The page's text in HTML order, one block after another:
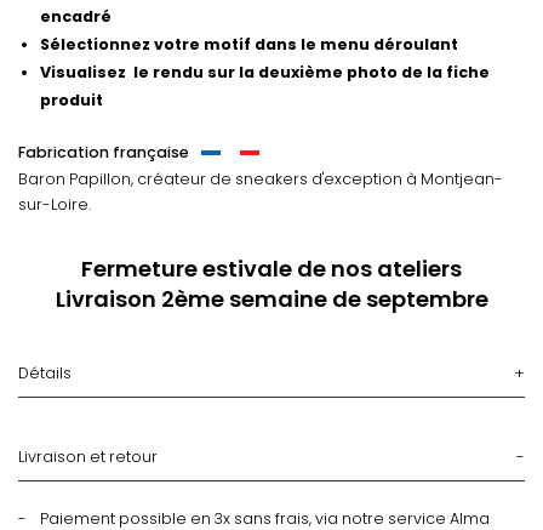
encadré
Sélectionnez votre motif dans le menu déroulant
Visualisez le rendu sur la deuxième photo de la fiche
produit
Fabrication française
Baron Papillon, créateur de sneakers d'exception à Montjean-
sur-Loire.
Fermeture estivale de nos ateliers
Livraison 2ème semaine de septembre
Détails
Livraison et retour
Paiement possible en 3x sans frais, via notre service Alma